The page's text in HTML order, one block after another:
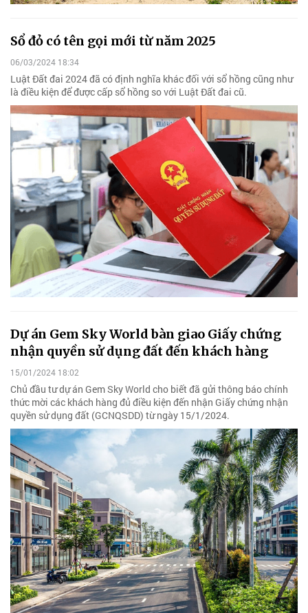
Sổ đỏ có tên gọi mới từ năm 2025
06/03/2024 18:34
Luật Đất đai 2024 đã có định nghĩa khác đối với sổ hồng cũng như
là điều kiện để được cấp sổ hồng so với Luật Đất đai cũ.
Dự án Gem Sky World bàn giao Giấy chứng
nhận quyền sử dụng đất đến khách hàng
15/01/2024 18:02
Chủ đầu tư dự án Gem Sky World cho biết đã gửi thông báo chính
thức mời các khách hàng đủ điều kiện đến nhận Giấy chứng nhận
quyền sử dụng đất (GCNQSDD) từ ngày 15/1/2024.